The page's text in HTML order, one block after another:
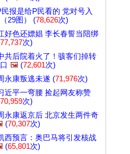
民报是给P民看的 党对号入
29图） (78,626次)
好色还嫖娼 李长春誓当陪绑
77,737次)
共后院着火了！骇客们掉转
🖼️ (72,601次)
永康叛逃未遂 (71,976次)
近平一弯腰 捡起网友称赞
70,959次)
永康返京后 北京发生两件奇
(70,307次)
西预言：奥巴马将引发核战
(65,801次)